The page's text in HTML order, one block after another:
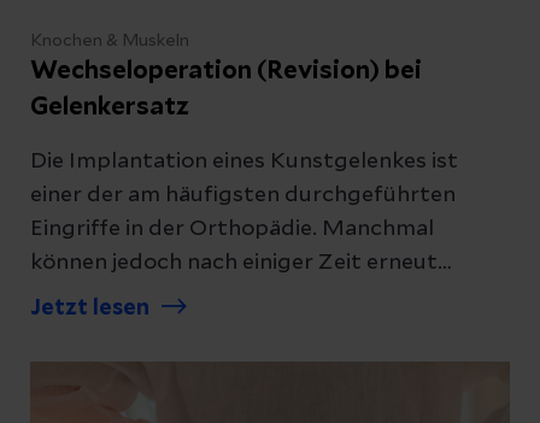
Knochen & Muskeln
Wechseloperation (Revision) bei
Gelenkersatz
Die Implantation eines Kunstgelenkes ist
einer der am häufigsten durchgeführten
Eingriffe in der Orthopädie. Manchmal
können jedoch nach einiger Zeit erneut
Beschwerden auftreten, die einen Wechsel
Erfahren Sie alles Wissenswerte rund um
Revisionsoperationen bei künstlichen
Jetzt lesen